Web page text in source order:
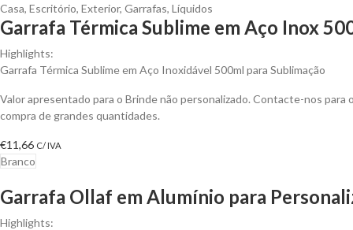
Casa, Escritório, Exterior, Garrafas, Líquidos
Garrafa Térmica Sublime em Aço Inox
Highlights:
Garrafa Térmica Sublime em Aço Inoxidável 500ml para Sublimação
Valor apresentado para o Brinde não personalizado. Contacte-nos para
compra de grandes quantidades.
€11,66 C/ IVA
Branco
Garrafa Ollaf em Alumínio para
Highlights: